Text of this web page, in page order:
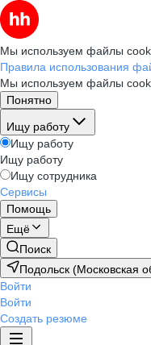
Мы используем файлы
Правила использования
Мы используем файлы
Понятно
Ищу работу
Ищу работу
Ищу работу
Ищу сотрудника
Сервисы
Помощь
Ещё
Поиск
Подольск (Московская
Войти
Войти
Создать резюме